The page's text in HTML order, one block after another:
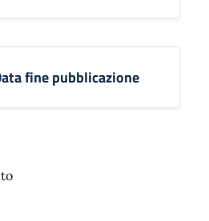
fine pubblicazione